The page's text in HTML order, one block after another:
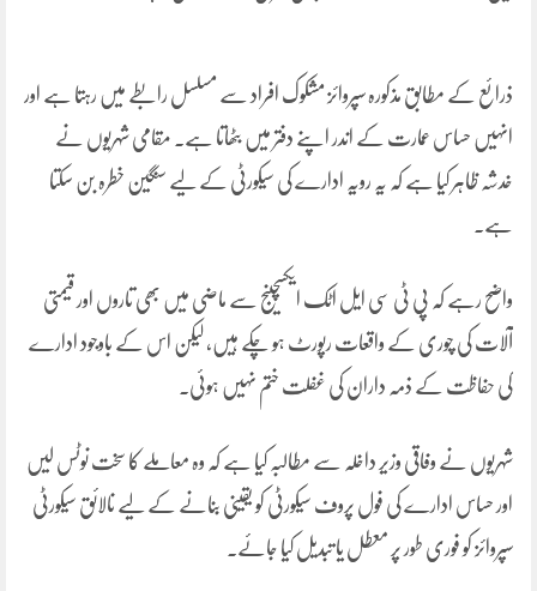
ذرائع کے مطابق مذکورہ سپروائز مشکوک افراد سے مسلسل رابطے میں رہتا ہے اور
انہیں حساس عمارت کے اندر اپنے دفتر میں بٹھاتا ہے۔ مقامی شہریوں نے
خدشہ ظاہر کیا ہے کہ یہ رویہ ادارے کی سیکورٹی کے لیے سنگین خطرہ بن سکتا
ہے۔
واضح رہے کہ پی ٹی سی ایل اٹک ایکسچینج سے ماضی میں بھی تاروں اور قیمتی
آلات کی چوری کے واقعات رپورٹ ہو چکے ہیں، لیکن اس کے باوجود ادارے
کی حفاظت کے ذمہ داران کی غفلت ختم نہیں ہوئی۔
شہریوں نے وفاقی وزیر داخلہ سے مطالبہ کیا ہے کہ وہ معاملے کا سخت نوٹس لیں
اور حساس ادارے کی فول پروف سیکورٹی کو یقینی بنانے کے لیے نالائق سیکورٹی
سپروائز کو فوری طور پر معطل یا تبدیل کیا جائے۔